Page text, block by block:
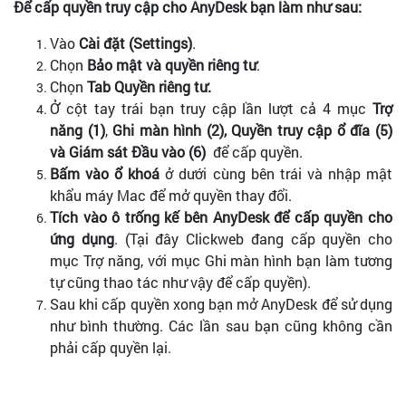
Để cấp quyền truy cập cho AnyDesk bạn làm như sau:
Vào Cài đặt (Settings).
Chọn Bảo mật và quyền riêng tư.
Chọn Tab Quyền riêng tư.
Ở cột tay trái bạn truy cập lần lượt cả 4 mục Trợ
năng (1), Ghi màn hình (2), Quyền truy cập ổ đĩa (5)
và Giám sát Đầu vào (6) để cấp quyền.
Bấm vào ổ khoá ở dưới cùng bên trái và nhập mật
khẩu máy Mac để mở quyền thay đổi.
Tích vào ô trống kế bên AnyDesk để cấp quyền cho
ứng dụng. (Tại đây Clickweb đang cấp quyền cho
mục Trợ năng, với mục Ghi màn hình bạn làm tương
tự cũng thao tác như vậy để cấp quyền).
Sau khi cấp quyền xong bạn mở AnyDesk để sử dụng
như bình thường. Các lần sau bạn cũng không cần
phải cấp quyền lại.